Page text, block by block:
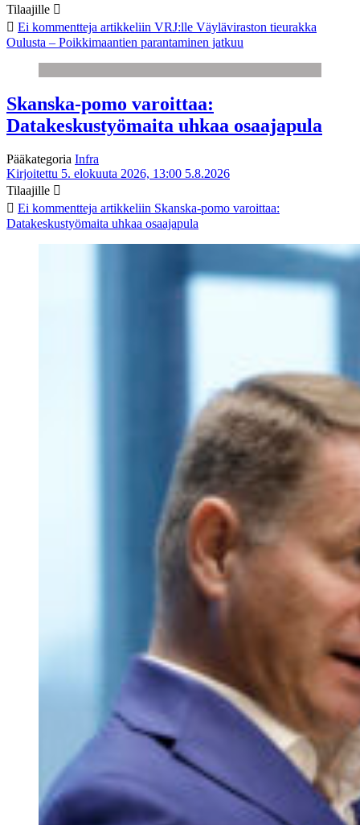
Tilaajille
Ei kommentteja artikkeliin VRJ:lle Väyläviraston tieurakka
Oulusta – Poikkimaantien parantaminen jatkuu
Skanska-pomo varoittaa:
Datakeskustyömaita uhkaa osaajapula
Pääkategoria Infra
Kirjoitettu 5. elokuuta 2026, 13:00 5.8.2026
Tilaajille
Ei kommentteja artikkeliin Skanska-pomo varoittaa:
Datakeskustyömaita uhkaa osaajapula